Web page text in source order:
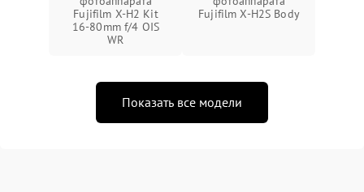
Fujifilm X-H2 Kit
16-80mm f/4 OIS
WR
Fujifilm X-H2S Body
Показать все модели